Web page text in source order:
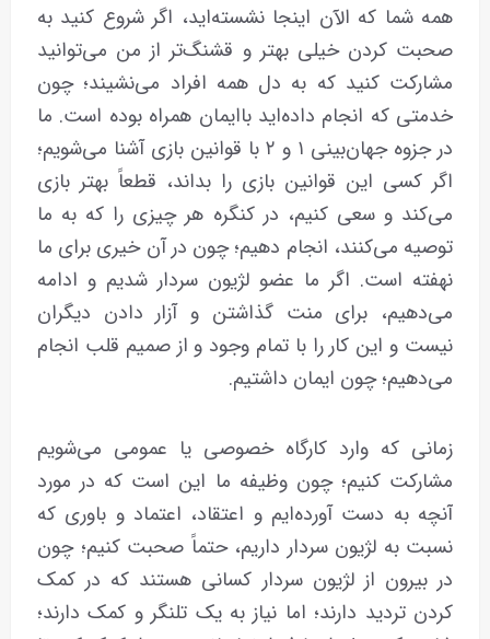
همه شما که الآن اینجا نشسته‌اید، اگر شروع کنید به
صحبت کردن خیلی بهتر و قشنگ‌تر از من می‌توانید
مشارکت کنید که به دل همه افراد می‌نشیند؛ چون
خدمتی که انجام داده‌اید باایمان همراه بوده است. ما
در جزوه جهان‌بینی ۱ و ۲ با قوانین بازی آشنا می‌شویم؛
اگر کسی این قوانین بازی را بداند، قطعاً بهتر بازی
می‌کند و سعی کنیم، در کنگره هر چیزی را که به ما
توصیه می‌کنند، انجام دهیم؛ چون در آن خیری برای ما
نهفته است. اگر ما عضو لژیون سردار شدیم و ادامه
می‌دهیم، برای منت گذاشتن و آزار دادن دیگران
نیست و این کار را با تمام وجود و از صمیم قلب انجام
می‌دهیم؛ چون ایمان داشتیم.
زمانی که وارد کارگاه خصوصی یا عمومی می‌شویم
مشارکت کنیم؛ چون وظیفه ما این است که در مورد
آنچه به دست آورده‌ایم و اعتقاد، اعتماد و باوری که
نسبت به لژیون سردار داریم، حتماً صحبت کنیم؛ چون
در بیرون از لژیون سردار کسانی هستند که در کمک
کردن تردید دارند؛ اما نیاز به یک تلنگر و کمک دارند؛